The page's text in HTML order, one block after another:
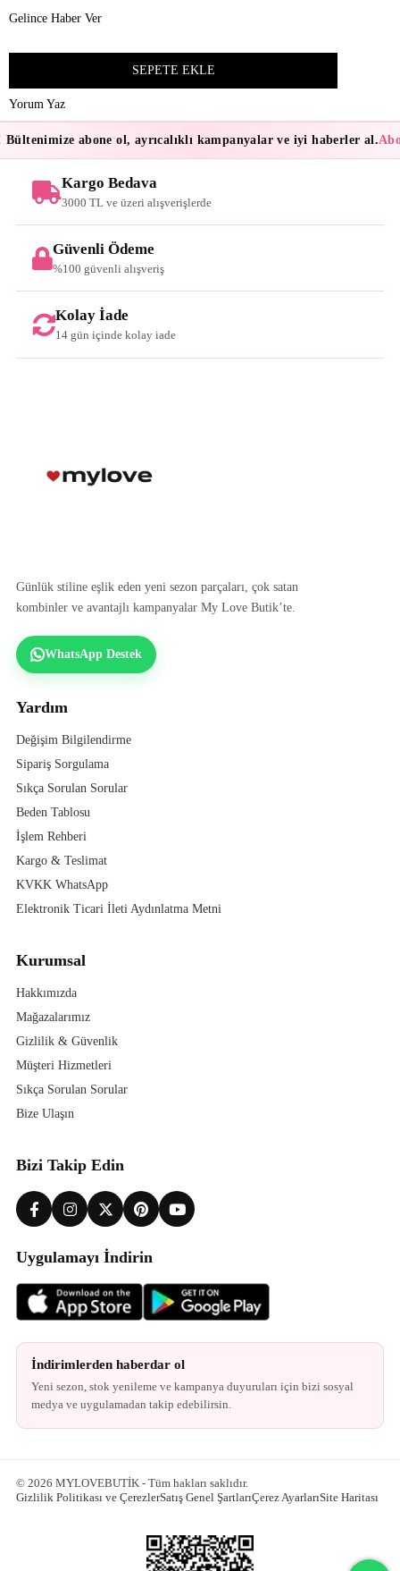
Gelince Haber Ver
Yorum Yaz
Bültenimize abone ol, ayrıcalıklı kampanyalar ve iyi haberler al.
Kargo Bedava
3000 TL ve üzeri alışverişlerde
Güvenli Ödeme
%100 güvenli alışveriş
Kolay İade
14 gün içinde kolay iade
Günlük stiline eşlik eden yeni sezon parçaları, çok satan
kombinler ve avantajlı kampanyalar My Love Butik’te.
WhatsApp Destek
Yardım
Değişim Bilgilendirme
Sipariş Sorgulama
Sıkça Sorulan Sorular
Beden Tablosu
İşlem Rehberi
Kargo & Teslimat
KVKK WhatsApp
Elektronik Ticari İleti Aydınlatma Metni
Kurumsal
Hakkımızda
Mağazalarımız
Gizlilik & Güvenlik
Müşteri Hizmetleri
Sıkça Sorulan Sorular
Bize Ulaşın
Bizi Takip Edin
Uygulamayı İndirin
İndirimlerden haberdar ol
Yeni sezon, stok yenileme ve kampanya duyuruları için bizi sosyal
medya ve uygulamadan takip edebilirsin.
© 2026 MYLOVEBUTİK - Tüm hakları saklıdır.
Gizlilik Politikası ve ÇerezlerSatış Genel ŞartlarıÇerez AyarlarıSite Haritası